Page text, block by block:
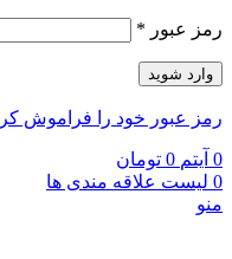
رمز عبور *
وارد شوید
رمز عبور خود را فراموش
0 آیتم 0 تومان
0 لیست علاقه مندی ها
منو